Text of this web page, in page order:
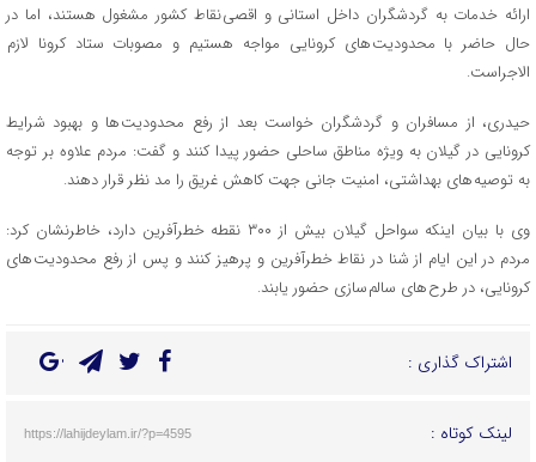
ارائه خدمات به گردشگران داخل استانی و اقصی نقاط کشور مشغول هستند، اما در
حال حاضر با محدودیت های کرونایی مواجه هستیم و مصوبات ستاد کرونا لازم
الاجراست.
حیدری، از مسافران و گردشگران خواست بعد از رفع محدودیت ها و بهبود شرایط
کرونایی در گیلان به ویژه مناطق ساحلی حضور پیدا کنند و گفت: مردم علاوه بر توجه
به توصیه های بهداشتی، امنیت جانی جهت کاهش غریق را مد نظر قرار دهند.
وی با بیان اینکه سواحل گیلان بیش از ۳۰۰ نقطه خطرآفرین دارد، خاطرنشان کرد:
مردم در این ایام از شنا در نقاط خطرآفرین و پرهیز کنند و پس از رفع محدودیت های
کرونایی، در طرح های سالم سازی حضور یابند.
اشتراک گذاری :
لینک کوتاه : https://lahijdeylam.ir/?p=4595